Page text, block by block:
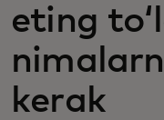
Yangiliklar
eting
kerak